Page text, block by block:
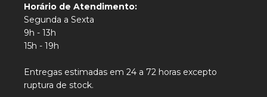
Horário de Atendimento:
Segunda a Sexta
9h - 13h
15h - 19h
Entregas estimadas em 24 a 72 horas excepto
ruptura de stock.